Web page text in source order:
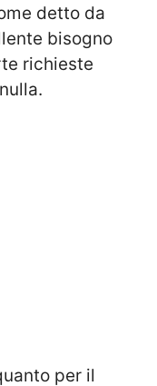
detto da
bisogno
richieste
per il